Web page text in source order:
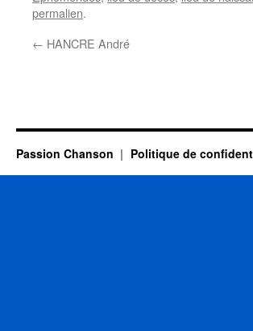
permalien.
← HANCRE André
Passion Chanson Politique de